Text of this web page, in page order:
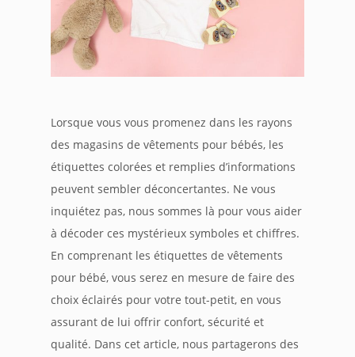
Lorsque vous vous promenez dans les rayons
des magasins de vêtements pour bébés, les
étiquettes colorées et remplies d’informations
peuvent sembler déconcertantes. Ne vous
inquiétez pas, nous sommes là pour vous aider
à décoder ces mystérieux symboles et chiffres.
En comprenant les étiquettes de vêtements
pour bébé, vous serez en mesure de faire des
choix éclairés pour votre tout-petit, en vous
assurant de lui offrir confort, sécurité et
qualité. Dans cet article, nous partagerons des